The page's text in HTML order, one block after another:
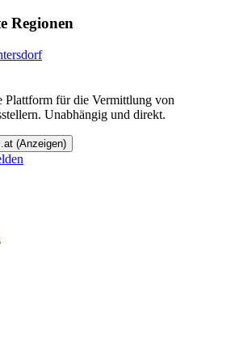
Regionen
Plattform für die Vermittlung von
Unabhängig und direkt.
(Anzeigen)